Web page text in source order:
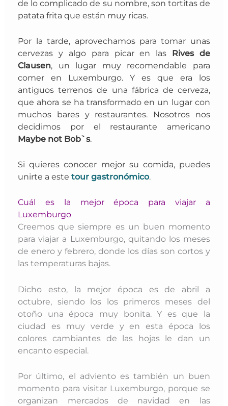
de lo complicado de su nombre, son tortitas de
patata frita que están muy ricas.
Por la tarde, aprovechamos para tomar unas
cervezas y algo para picar en las Rives de
Clausen, un lugar muy recomendable para
comer en Luxemburgo. Y es que era los
antiguos terrenos de una fábrica de cerveza,
que ahora se ha transformado en un lugar con
muchos bares y restaurantes. Nosotros nos
decidimos por el restaurante americano
Maybe not Bob`s.
Si quieres conocer mejor su comida, puedes
unirte a estetour gastronómico.
Cuál es la mejor época para viajar a
Luxemburgo
Creemos que siempre es un buen momento
para viajar a Luxemburgo, quitando los meses
de enero y febrero, donde los días son cortos y
las temperaturas bajas.
Dicho esto, la mejor época es de abril a
octubre, siendo los los primeros meses del
otoño una época muy bonita. Y es que la
ciudad es muy verde y en esta época los
colores cambiantes de las hojas le dan un
encanto especial.
Por último, el adviento es también un buen
momento para visitar Luxemburgo, porque se
organizan mercados de navidad en las